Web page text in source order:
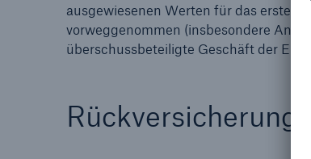
ausgewiesenen Werten für das erste
vorweggenommen (insbesondere
überschussbeteiligte Geschäft der